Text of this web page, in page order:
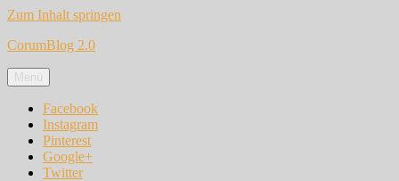
Zum Inhalt springen
CorumBlog 2.0
Menü
Facebook
Instagram
Pinterest
Google+
Twitter